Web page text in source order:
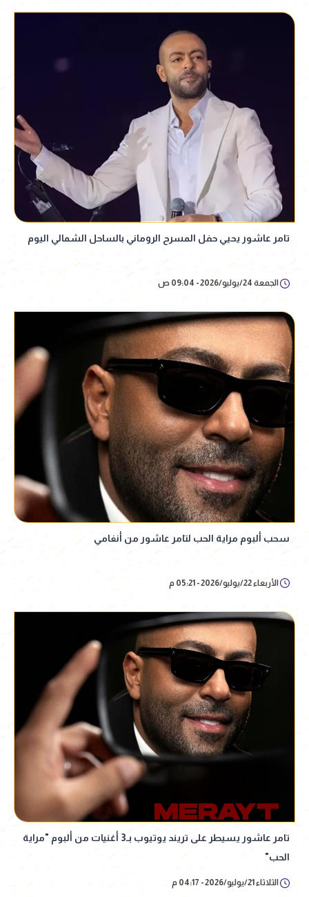
تامر عاشور يحيي حفل المسرح الروماني بالساحل الشمالي اليوم
الجمعة 24/يوليو/2026 - 09:04 ص
سحب ألبوم مراية الحب لتامر عاشور من أنغامي
الأربعاء 22/يوليو/2026 - 05:21 م
تامر عاشور يسيطر على تريند يوتيوب بـ3 أغنيات من ألبوم "مراية
الحب"
الثلاثاء 21/يوليو/2026 - 04:17 م